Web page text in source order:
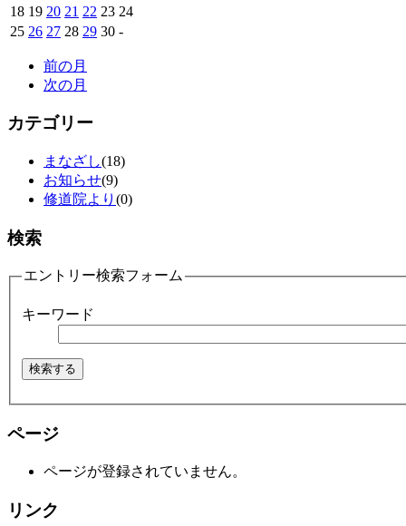
18 19 20 21 22 23 24
25 26 27 28 29 30 -
前の月
次の月
カテゴリー
まなざし(18)
お知らせ(9)
修道院より (0)
検索
エントリー検索フォーム
キーワード
ページ
ページが登録されていません。
リンク